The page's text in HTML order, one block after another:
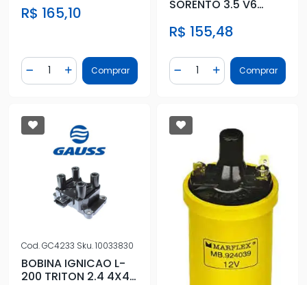
R$ 165,10
Diminuir Quantidade
Quantidade
Adicionar Quantidade
Comprar
SORENTO 3.5 V6
R$ 155,48
Diminuir Quantidade
Quantidade
AdicionarComprar
Cod.GC4233 Sku.10033830
BOBINA IGNICAO L-
200 TRITON 2.4 4X4